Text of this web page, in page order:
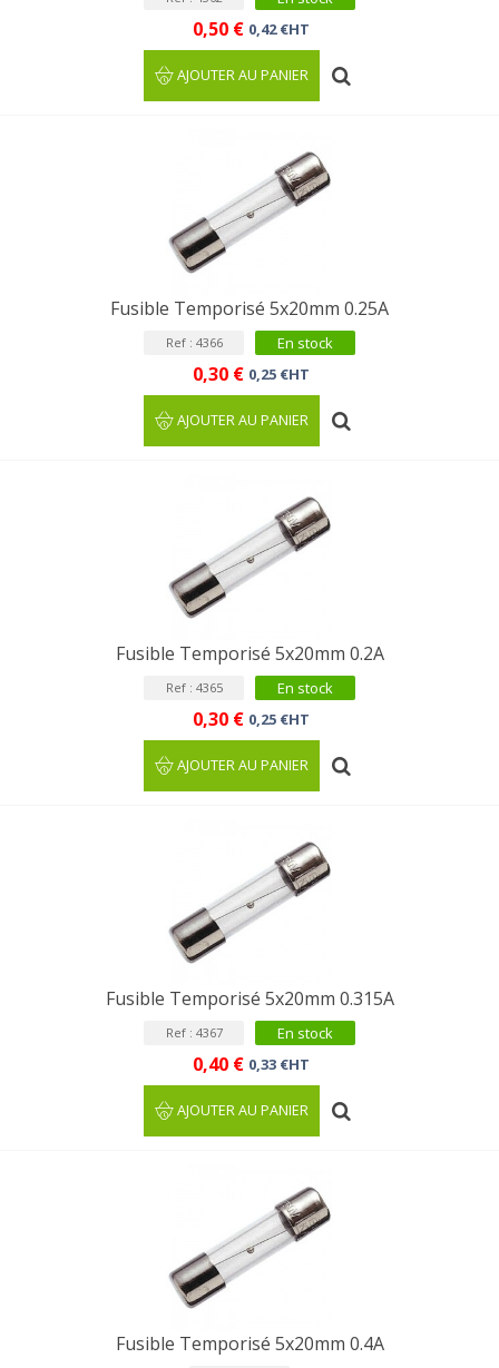
0,50 € 0,42 €HT
AJOUTER AU PANIER
Fusible Temporisé 5x20mm 0.25A
Ref : 4366 En stock
0,30 € 0,25 €HT
AJOUTER AU PANIER
Fusible Temporisé 5x20mm 0.2A
Ref : 4365 En stock
0,30 € 0,25 €HT
AJOUTER AU PANIER
Fusible Temporisé 5x20mm 0.315A
Ref : 4367 En stock
0,40 € 0,33 €HT
AJOUTER AU PANIER
Fusible Temporisé 5x20mm 0.4A